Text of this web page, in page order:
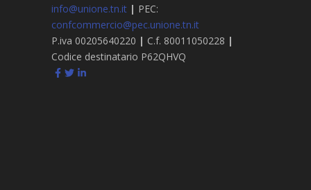
info@unione.tn.it | PEC:
confcommercio@pec.unione.tn.it
P.iva 00205640220 | C.f. 80011050228 |
Codice destinatario P62QHVQ